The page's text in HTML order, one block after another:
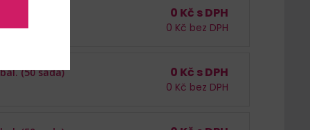
0 Kč s DPH
0 Kč bez DPH
bal. (50 sada) 0 Kč s DPH
0 Kč bez DPH